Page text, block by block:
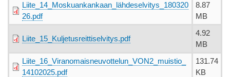
Liite_14_Moskuankankaan_lähdeselvitys_180320
26.pdf
8.87
MB
Liite_15_Kuljetusreittiselvitys.pdf
4.92
MB
Liite_16_Viranomaisneuvottelun_VON2_muistio_
14102025.pdf
131.74
KB